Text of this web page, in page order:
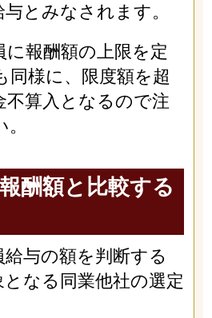
とみなされます。
に報酬額の上限を定
同様に、限度額を超
不算入となるので注
酬額と比較する
与の額を判断する
なる同業他社の選定